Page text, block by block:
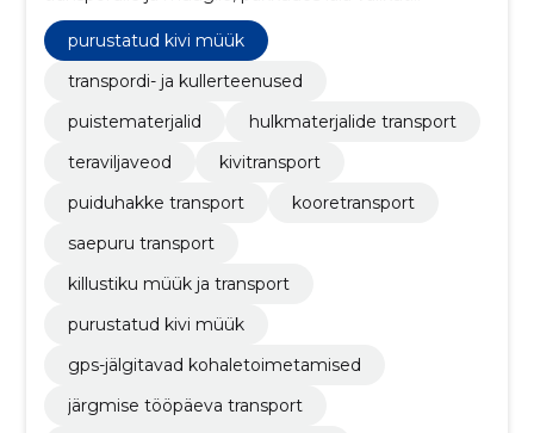
purustatud kivi müük
transpordi- ja kullerteenused
puistematerjalid
hulkmaterjalide transport
teraviljaveod
kivitransport
puiduhakke transport
kooretransport
saepuru transport
killustiku müük ja transport
purustatud kivi müük
gps-jälgitavad kohaletoimetamised
järgmise tööpäeva transport